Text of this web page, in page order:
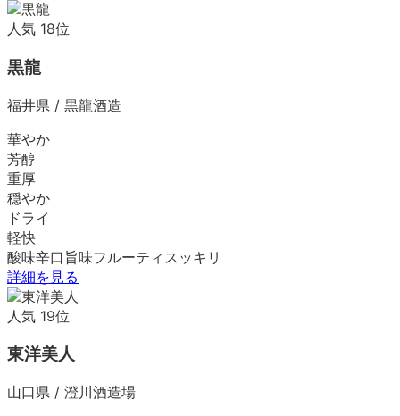
人気 18位
黒龍
福井県 / 黒龍酒造
華やか
芳醇
重厚
穏やか
ドライ
軽快
酸味辛口 旨味フルーティ スッキリ
詳細を見る
人気 19位
東洋美人
山口県 / 澄川酒造場